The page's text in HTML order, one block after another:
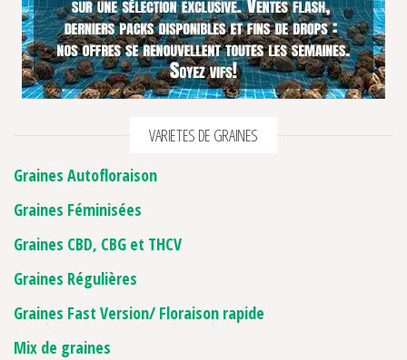
VARIETES DE GRAINES
Graines Autofloraison
Graines Féminisées
Graines CBD, CBG et THCV
Graines Régulières
Graines Fast Version/ Floraison rapide
Mix de graines